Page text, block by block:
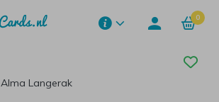
0
Alma Langerak